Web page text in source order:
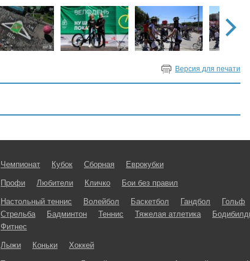
Версия для печати
Чемпионат Кубок Сборная Еврокубки
Профи Любители Кличко Бои без правил
Настольный теннис Волейбол Баскетбол Гандбол Гольф
Стрельба
Бадминтон Теннис Тяжелая атлетика
Фитнес
Лыжи Коньки Хоккей